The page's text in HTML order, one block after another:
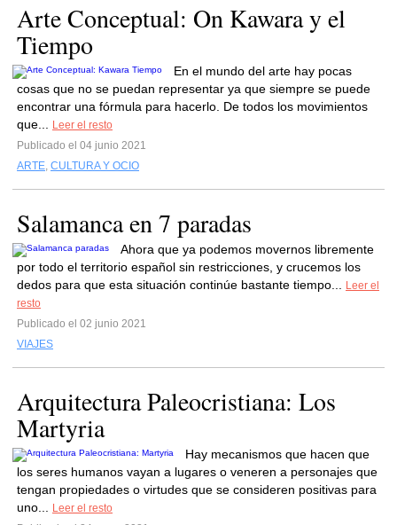
Arte Conceptual: On Kawara y el
Tiempo
En el mundo del arte hay pocas
cosas que no se puedan representar ya que siempre se puede
encontrar una fórmula para hacerlo. De todos los movimientos
que...
Leer el resto
Publicado el 04 junio 2021
ARTE, CULTURA Y OCIO
Salamanca en 7 paradas
Ahora que ya podemos movernos libremente
por todo el territorio español sin restricciones, y crucemos los
dedos para que esta situación continúe bastante tiempo...
Leer el
resto
Publicado el 02 junio 2021
VIAJES
Arquitectura Paleocristiana: Los
Martyria
Hay mecanismos que hacen que
los seres humanos vayan a lugares o veneren a personajes que
tengan propiedades o virtudes que se consideren positivas para
uno...
Leer el resto